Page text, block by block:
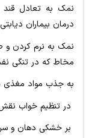
نمک به تعادل قند
درمان بیماران
نمک به نرم کردن
مخاط که در تنگی
به جذب مواد مغذی
در تنظیم خواب
بر خشکی دهان و